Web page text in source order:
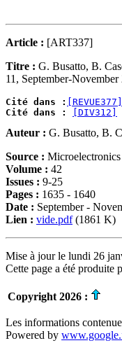
Article : [ART337]
Titre : G. Busatto, B.
11, September-
Cité dans : [REVUE377]
Cité dans :
[DIV312]
Auteur : G. Busatto, B.
Source :
Volume : 42
Issues : 9-25
Pages : 1635 - 1640
Date : September -
Lien : vide.pdf(1861 K)
Mise à jour le lundi 26
Cette page a été
Copyright 2026 :
Les informations
Powered by